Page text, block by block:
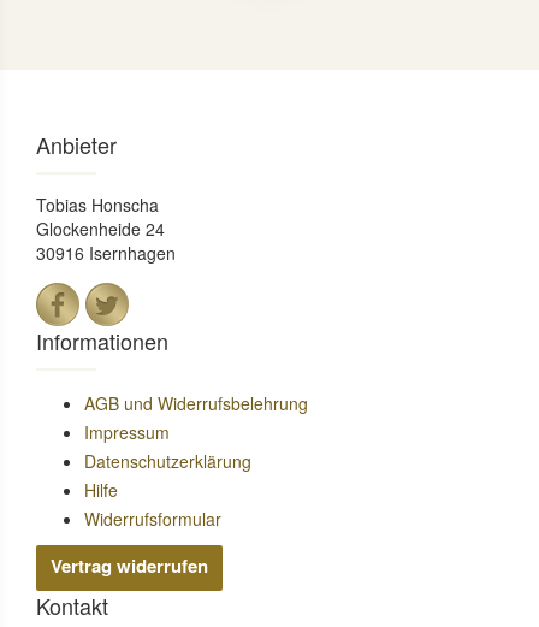
Anbieter
Tobias Honscha
Glockenheide 24
30916 Isernhagen
Informationen
AGB und Widerrufsbelehrung
Impressum
Datenschutzerklärung
Hilfe
Widerrufsformular
Vertrag widerrufen
Kontakt